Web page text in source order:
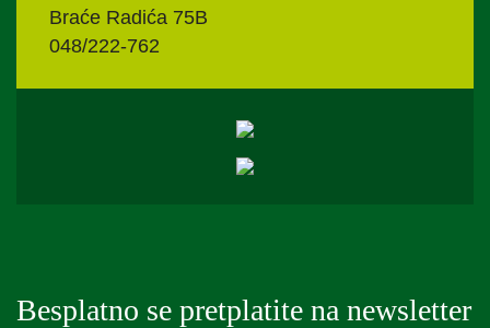
Braće Radića 75B
048/222-762
Besplatno se pretplatite na newsletter